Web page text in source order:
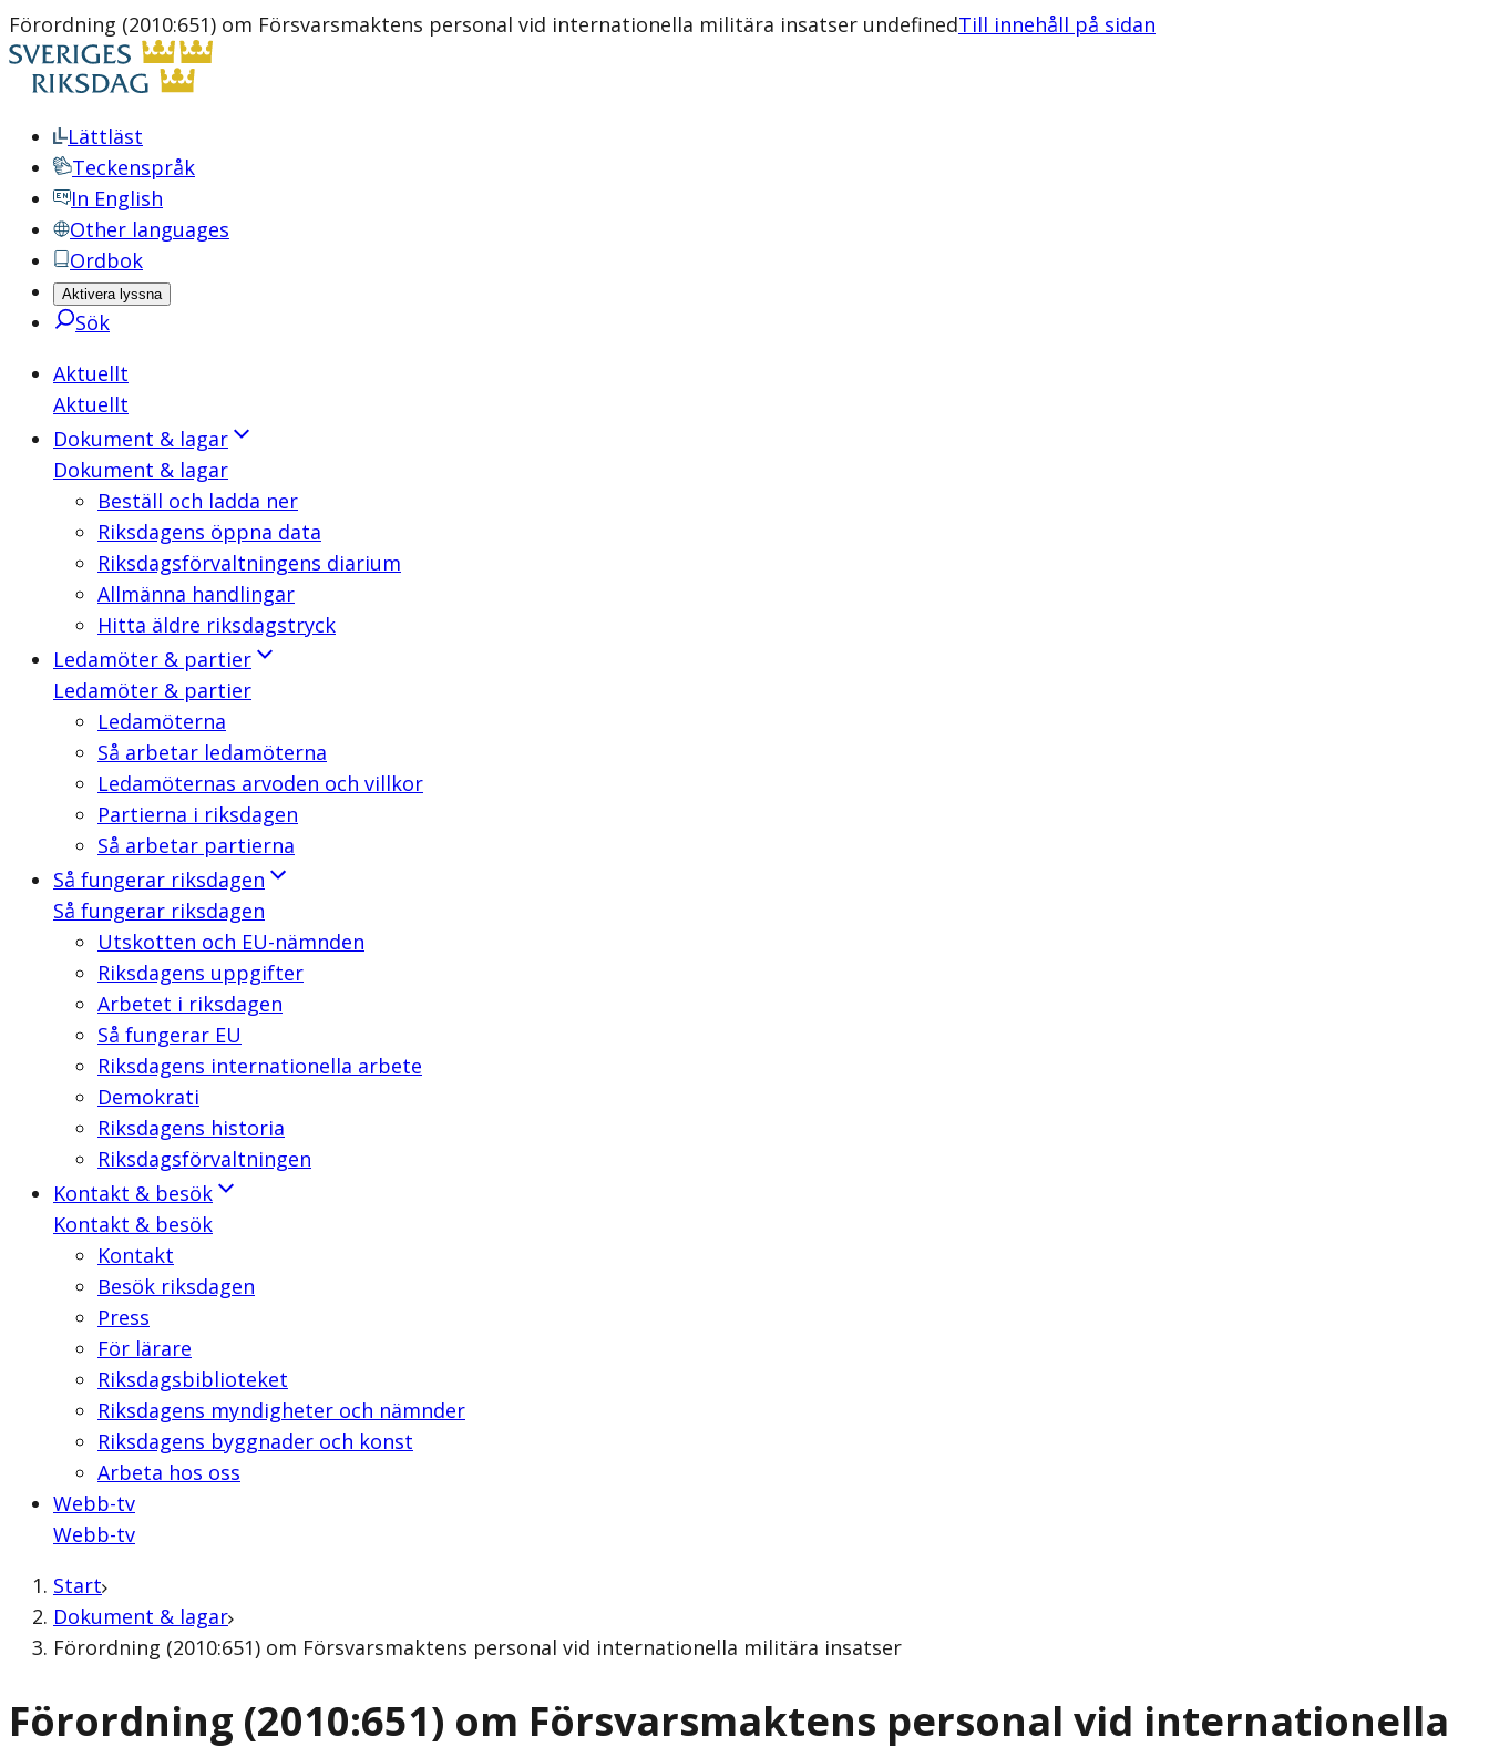
Förordning (2010:651) om Försvarsmaktens personal vid internationella militära insatser undefinedTill innehåll på sidan
Lättläst
Teckenspråk
In English
Other languages
Ordbok
Aktivera lyssna
Sök
Aktuellt
Aktuellt
Dokument & lagar
Dokument & lagar
Beställ och ladda ner
Riksdagens öppna data
Riksdagsförvaltningens diarium
Allmänna handlingar
Hitta äldre riksdagstryck
Ledamöter & partier
Ledamöter & partier
Ledamöterna
Så arbetar ledamöterna
Ledamöternas arvoden och villkor
Partierna i riksdagen
Så arbetar partierna
Så fungerar riksdagen
Så fungerar riksdagen
Utskotten och EU-nämnden
Riksdagens uppgifter
Arbetet i riksdagen
Så fungerar EU
Riksdagens internationella arbete
Demokrati
Riksdagens historia
Riksdagsförvaltningen
Kontakt & besök
Kontakt & besök
Kontakt
Besök riksdagen
Press
För lärare
Riksdagsbiblioteket
Riksdagens myndigheter och nämnder
Riksdagens byggnader och konst
Arbeta hos oss
Webb-tv
Webb-tv
Start
Dokument & lagar
Förordning (2010:651) om Försvarsmaktens personal vid internationella militära insatser
Förordning (2010:651) om Försvarsmaktens personal vid internationella